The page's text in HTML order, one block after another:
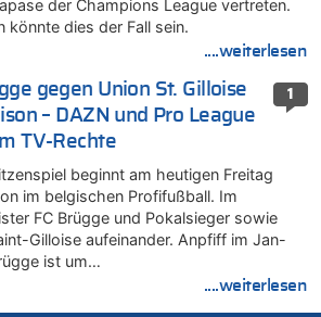
der Champions League vertreten.
könnte dies der Fall sein.
....weiterlesen
1
gegen Union St. Gilloise
– DAZN und Pro League
TV-Rechte
beginnt am heutigen Freitag
im belgischen Profifußball. Im
FC Brügge und Pokalsieger sowie
Gilloise aufeinander. Anpfiff im Jan-
ist um…
....weiterlesen